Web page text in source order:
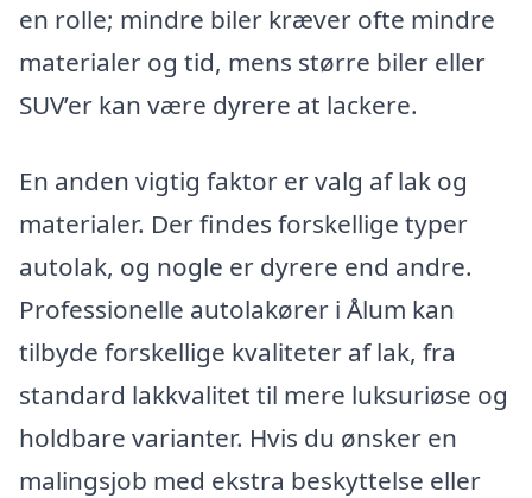
en rolle; mindre biler kræver ofte mindre
materialer og tid, mens større biler eller
SUV’er kan være dyrere at lackere.
En anden vigtig faktor er valg af lak og
materialer. Der findes forskellige typer
autolak, og nogle er dyrere end andre.
Professionelle autolakører i Ålum kan
tilbyde forskellige kvaliteter af lak, fra
standard lakkvalitet til mere luksuriøse og
holdbare varianter. Hvis du ønsker en
malingsjob med ekstra beskyttelse eller